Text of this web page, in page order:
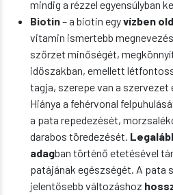
mindig a rézzel egyensúlyban
Biotin– a biotin egyvízben
vitamin ismertebb
szőrzet minőségét,
időszakban, emellett
tagja, szerepe van a szervezet
Hiánya a fehérvonal
a pata repedezését,
darabos töredezését.
adagban történő etetésével
patájának egészségét. A pata
jelentősebb változáshoz